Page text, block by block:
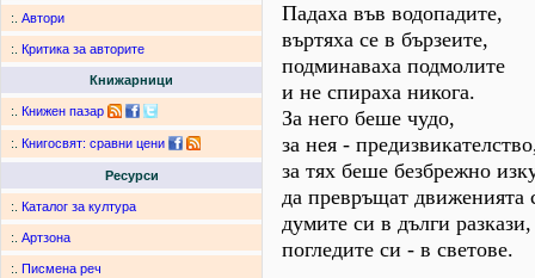
:. Автори
:. Критика за авторите
Книжарници
:. Книжен пазар
:. Книгосвят: сравни цени
Ресурси
:. Каталог за култура
:. Артзона
:. Писмена реч
Падаха във водопадите,
въртяха се в бързеите,
подминаваха подмолите
и не спираха никога.
За него беше чудо,
за нея -
за тях беше безбрежно
да превръщат движенията
думите си в дълги разкази,
погледите си - в светове.